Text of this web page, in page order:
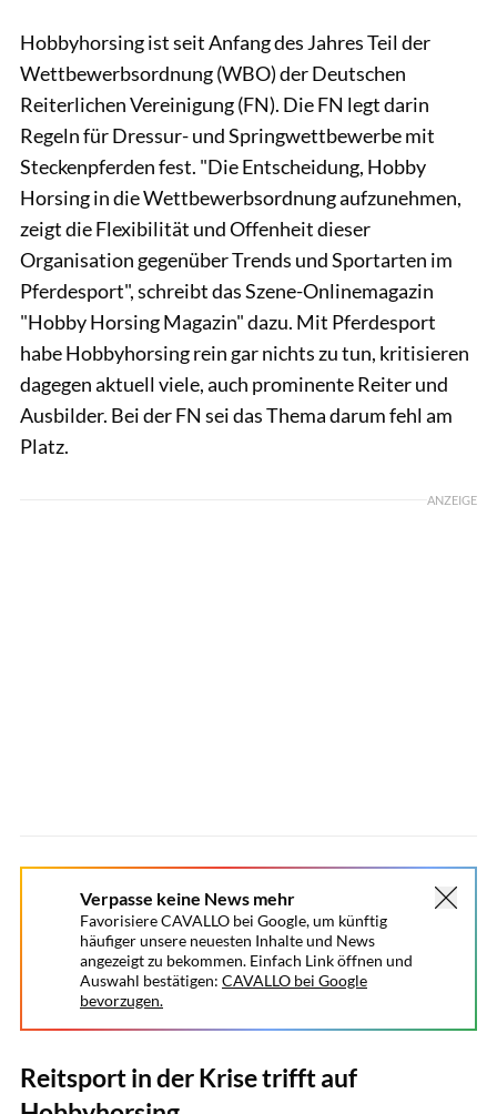
Hobbyhorsing ist seit Anfang des Jahres Teil der
Wettbewerbsordnung (WBO) der Deutschen
Reiterlichen Vereinigung (FN). Die FN legt darin
Regeln für Dressur- und Springwettbewerbe mit
Steckenpferden fest. "Die Entscheidung, Hobby
Horsing in die Wettbewerbsordnung aufzunehmen,
zeigt die Flexibilität und Offenheit dieser
Organisation gegenüber Trends und Sportarten im
Pferdesport", schreibt das Szene-Onlinemagazin
"Hobby Horsing Magazin" dazu. Mit Pferdesport
habe Hobbyhorsing rein gar nichts zu tun, kritisieren
dagegen aktuell viele, auch prominente Reiter und
Ausbilder. Bei der FN sei das Thema darum fehl am
Platz.
ANZEIGE
Verpasse keine News mehr
Favorisiere CAVALLO bei Google, um künftig
häufiger unsere neuesten Inhalte und News
angezeigt zu bekommen. Einfach Link öffnen und
Auswahl bestätigen: CAVALLO bei Google
bevorzugen.
Reitsport in der Krise trifft auf